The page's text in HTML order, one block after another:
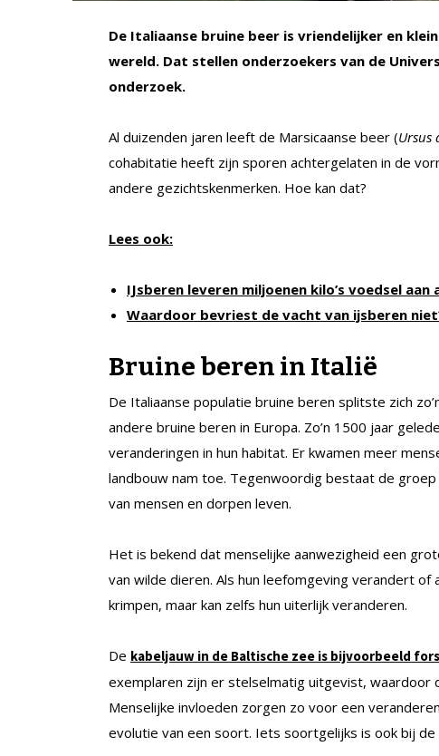
De Italiaanse bruine beer is vriendelijker en
wereld. Dat stellen onderzoekers van de
onderzoek.
Al duizenden jaren leeft de Marsicaanse beer (Ursus
cohabitatie heeft zijn sporen achtergelaten in de
andere gezichtskenmerken. Hoe kan dat?
Lees ook:
IJsberen leveren miljoenen kilo’s voedsel aan
Waardoor bevriest de vacht van ijsberen
Bruine beren in Italië
De Italiaanse populatie bruine beren splitste zich
andere bruine beren in Europa. Zo’n 1500 jaar
veranderingen in hun habitat. Er kwamen meer
landbouw nam toe. Tegenwoordig bestaat de
van mensen en dorpen leven.
Het is bekend dat menselijke aanwezigheid een
van wilde dieren. Als hun leefomgeving verandert
krimpen, maar kan zelfs hun uiterlijk veranderen.
De kabeljauw in de Baltische zee is bijvoorbeeld
exemplaren zijn er stelselmatig uitgevist, waardoor
Menselijke invloeden zorgen zo voor een
evolutie van een soort. Iets soortgelijks is ook bij